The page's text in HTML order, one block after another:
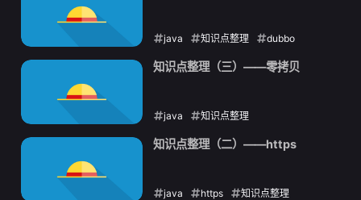
java 知识点整理 dubbo
2021-09-07
知识点整理（三）——零拷贝
java 知识点整理
2021-09-07
知识点整理（二）——https
java https 知识点整理